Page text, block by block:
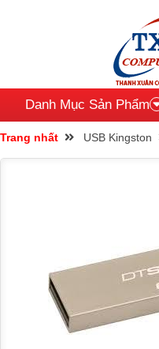
Danh Mục Sản Phẩm
Trang nhất USB Kingston